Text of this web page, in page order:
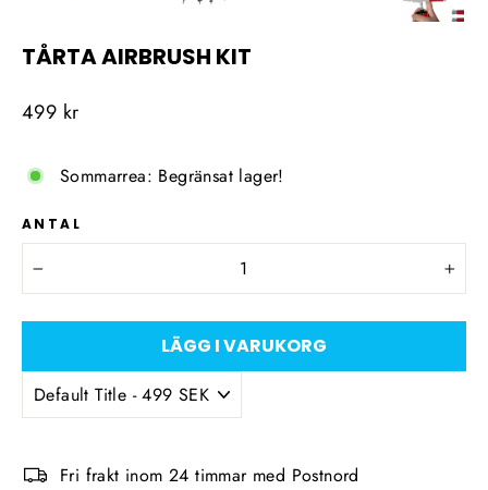
TÅRTA AIRBRUSH KIT
Ordinarie
499 kr
Sommarrea: Begränsat lager!
ANTAL
+
LÄGG I VARUKORG
Fri frakt inom 24 timmar med Postnord